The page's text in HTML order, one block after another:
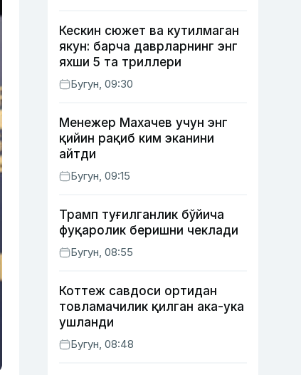
Кескин сюжет ва кутилмаган
якун: барча даврларнинг энг
яхши 5 та триллери
Бугун, 09:30
Менежер Махачев учун энг
қийин рақиб ким эканини
айтди
Бугун, 09:15
Трамп туғилганлик бўйича
фуқаролик беришни чеклади
Бугун, 08:55
Коттеж савдоси ортидан
товламачилик қилган ака-ука
ушланди
Бугун, 08:48